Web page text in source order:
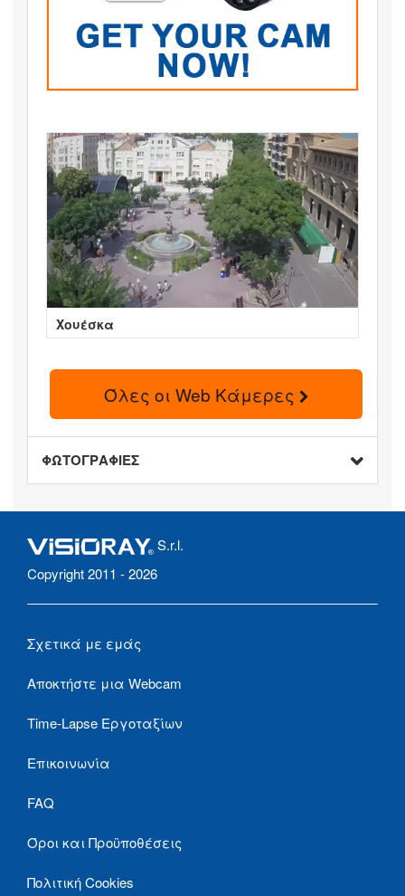
Χουέσκα
Όλες οι Web Κάμερες
ΦΩΤΟΓΡΑΦΙΕΣ
S.r.l.
Copyright 2011 - 2026
Σχετικά με εμάς
Αποκτήστε μια Webcam
Time-Lapse Εργοταξίων
Επικοινωνία
FAQ
Όροι και Προϋποθέσεις
Πολιτική Cookies